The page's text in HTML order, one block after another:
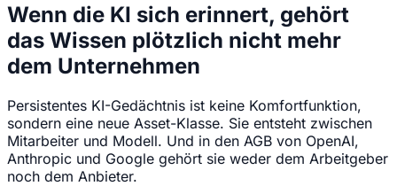
Wenn die KI sich erinnert, gehört
das Wissen plötzlich nicht mehr
dem Unternehmen
Persistentes KI-Gedächtnis ist keine Komfortfunktion,
sondern eine neue Asset-Klasse. Sie entsteht zwischen
Mitarbeiter und Modell. Und in den AGB von OpenAI,
Anthropic und Google gehört sie weder dem Arbeitgeber
noch dem Anbieter.